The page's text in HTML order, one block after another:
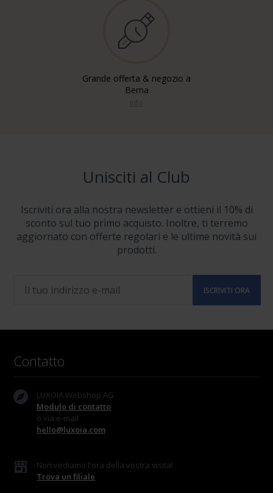
Grande offerta & negozio a
Berna
Unisciti al Club
Iscriviti ora alla nostra newsletter e ottieni il 10% di
sconto sul tuo primo acquisto. Inoltre, ti terremo
aggiornato con offerte regolari e le ultime novità sui
prodotti.
Contatto
LUXOIA Webshop AG
Modulo di contatto
o via e-mail
hello@luxoia.com
Non vediamo l'ora della vostra visita!
Trova un filiale